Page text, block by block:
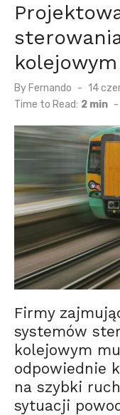
kolejowym
By Fernando
on
14
Time to Read: 2 min -
Firmy
systemów
kolejowym
odpowiednie
na szybki
sytuacji